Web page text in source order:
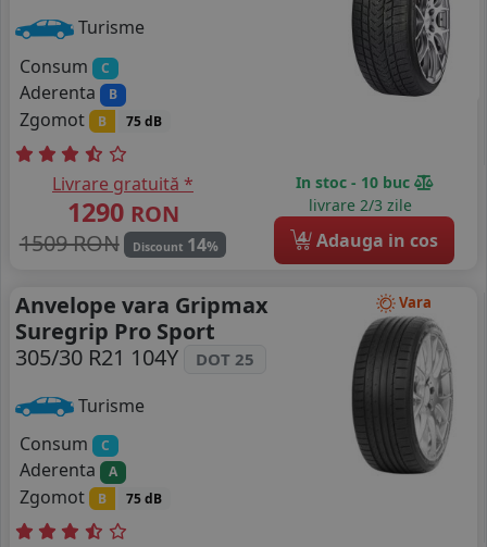
Turisme
Consum
C
Aderenta B
Zgomot B 75 dB
Livrare gratuită *
1290 RON
1509 RON
Discount 14%
In stoc - 10 buc
livrare 2/3 zile
4 Adauga in cos
Vara
Anvelope vara Gripmax
Suregrip Pro Sport
305/30 R21 104Y
DOT 25
Turisme
Consum
C
Aderenta A
Zgomot B 75 dB